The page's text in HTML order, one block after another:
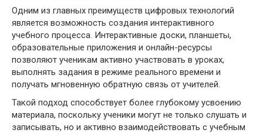
Одним из главных преимуществ цифровых технологий
является возможность создания интерактивного
учебного процесса. Интерактивные доски, планшеты,
образовательные приложения и онлайн-ресурсы
позволяют ученикам активно участвовать в уроках,
выполнять задания в режиме реального времени и
получать мгновенную обратную связь от учителей.
Такой подход способствует более глубокому усвоению
материала, поскольку ученики могут не только слушать и
записывать, но и активно взаимодействовать с учебным